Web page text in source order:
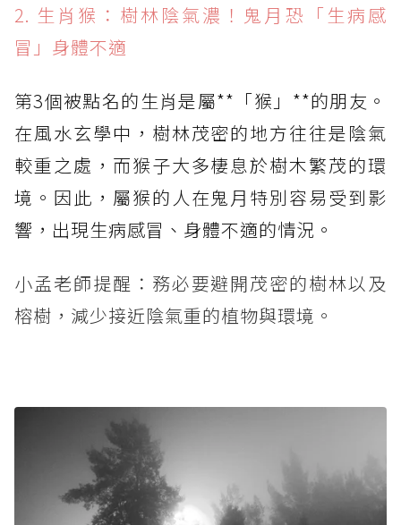
2. 生肖猴：樹林陰氣濃！鬼月恐「生病感
冒」身體不適
第3個被點名的生肖是屬**「猴」**的朋友。
在風水玄學中，樹林茂密的地方往往是陰氣
較重之處，而猴子大多棲息於樹木繁茂的環
境。因此，屬猴的人在鬼月特別容易受到影
響，出現生病感冒、身體不適的情況。
小孟老師提醒：務必要避開茂密的樹林以及
榕樹，減少接近陰氣重的植物與環境。